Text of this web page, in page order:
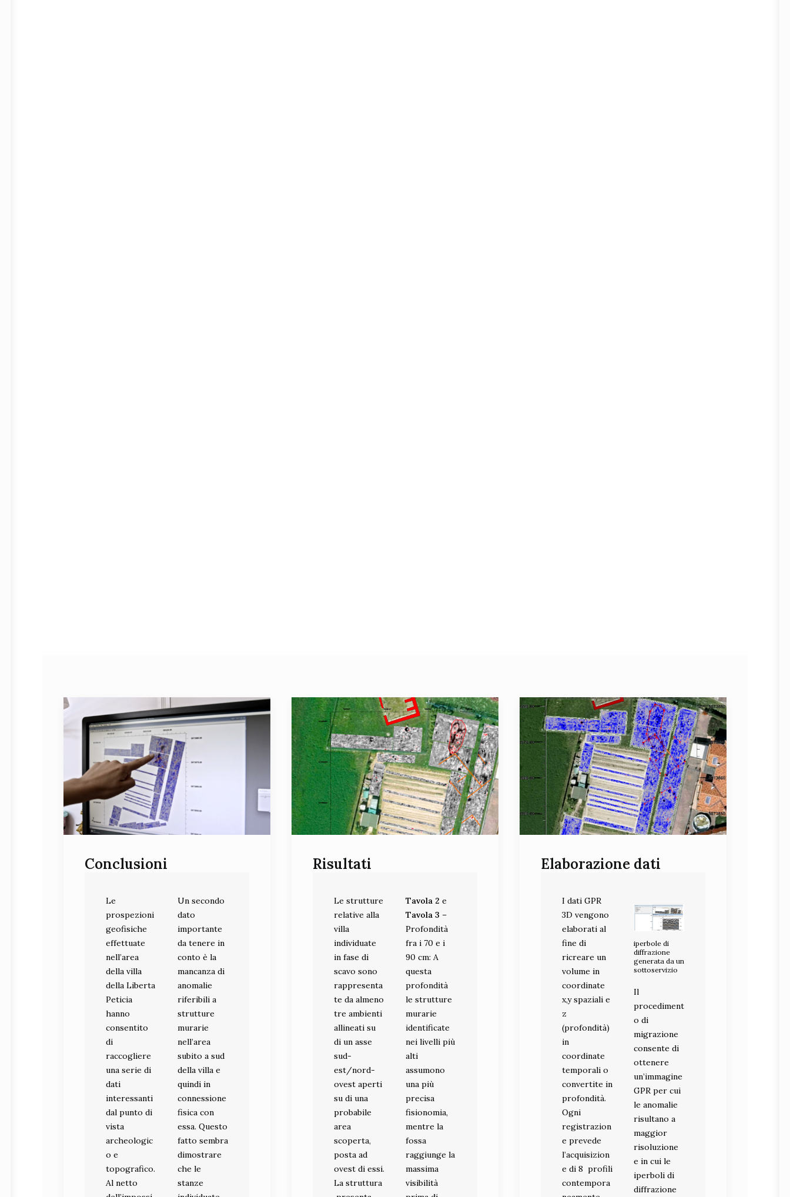
Conclusioni
Le
prospezioni
geofisiche
effettuate
nell’area
della villa
della Liberta
Peticia
hanno
consentito
di
raccogliere
una serie di
dati
interessanti
dal punto di
vista
archeologic
o e
topografico.
Al netto
Un secondo
dato
importante
da tenere in
conto è la
mancanza di
anomalie
riferibili a
strutture
murarie
nell’area
subito a sud
della villa e
quindi in
connessione
fisica con
essa. Questo
fatto sembra
dimostrare
che le
stanze
Risultati
Le strutture
relative alla
villa
individuate
in fase di
scavo sono
rappresenta
te da almeno
tre ambienti
allineati su
di un asse
sud-
est/nord-
ovest aperti
su di una
probabile
area
scoperta,
posta ad
ovest di essi.
La struttura
Tavola 2 e
Tavola 3 –
Profondità
fra i 70 e i
90 cm: A
questa
profondità
le strutture
murarie
identificate
nei livelli più
alti
assumono
una più
precisa
fisionomia,
mentre la
fossa
raggiunge la
massima
visibilità
Elaborazione dati
I dati GPR
3D vengono
elaborati al
fine di
ricreare un
volume in
coordinate
x,y spaziali e
z
(profondità)
in
coordinate
temporali o
convertite in
profondità.
Ogni
registrazion
e prevede
l’acquisizion
e di 8 profili
contempora
iperbole di
diffrazione
generata da un
sottoservizio
Il
procediment
o di
migrazione
consente di
ottenere
un’immagine
GPR per cui
le anomalie
risultano a
maggior
risoluzione
e in cui le
iperboli di
diffrazione